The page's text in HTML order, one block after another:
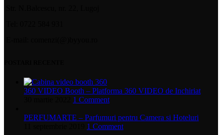
360 VIDEO Booth – Platforma 360 VIDEO de Inchiriat
1 Comment
PERFUMARTE – Parfumuri pentru Camera si Hoteluri
1 Comment